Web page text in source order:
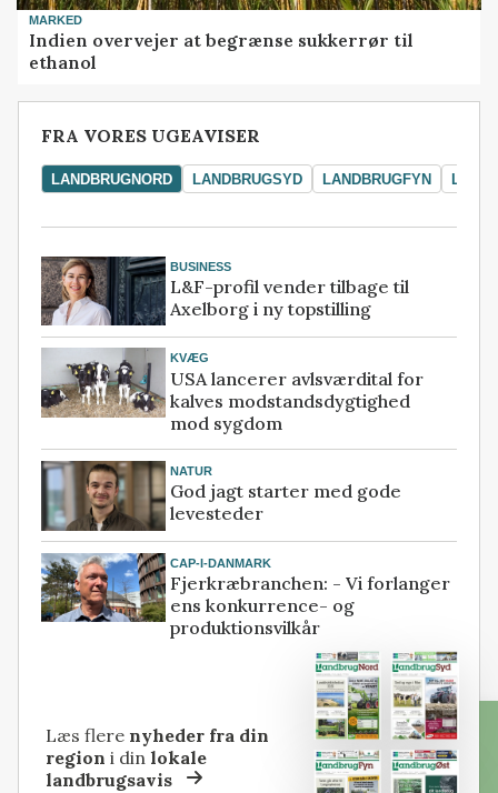
MARKED
Indien overvejer at begrænse sukkerrør til
ethanol
FRA VORES UGEAVISER
LANDBRUGNORD LANDBRUGSYD LANDBRUGFYN
BUSINESS
L&F-profil vender tilbage til
Axelborg i ny topstilling
KVÆG
USA lancerer avlsværdital for
kalves modstandsdygtighed
mod sygdom
NATUR
God jagt starter med gode
levesteder
CAP-I-DANMARK
Fjerkræbranchen: - Vi forlanger
ens konkurrence- og
produktionsvilkår
Læs flere nyheder fra din
region i dinlokale
landbrugsavis